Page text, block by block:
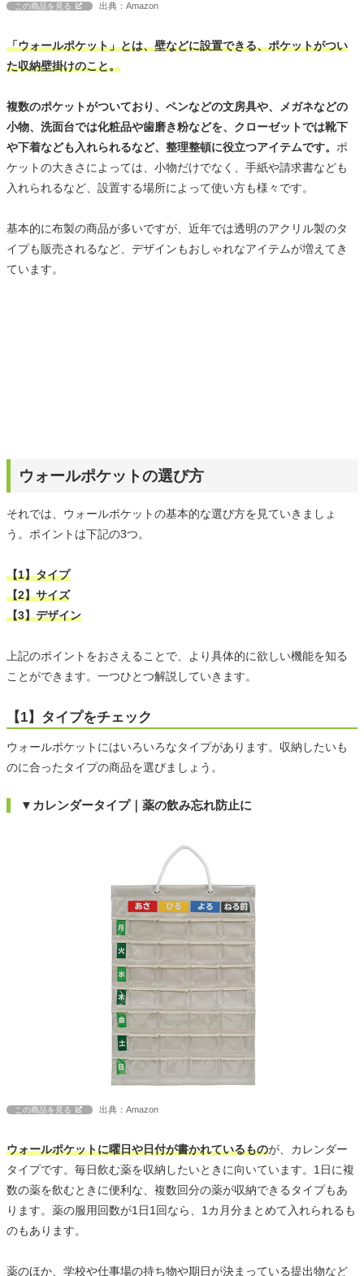
この商品を見る 出典：Amazon
「ウォールポケット」とは、壁などに設置できる、ポケットがつい
た収納壁掛けのこと。
複数のポケットがついており、ペンなどの文房具や、メガネなどの
小物、洗面台では化粧品や歯磨き粉などを、クローゼットでは靴下
や下着なども入れられるなど、整理整頓に役立つアイテムです。 ポ
ケットの大きさによっては、小物だけでなく、手紙や請求書なども
入れられるなど、設置する場所によって使い方も様々です。
基本的に布製の商品が多いですが、近年では透明のアクリル製のタ
イプも販売されるなど、デザインもおしゃれなアイテムが増えてき
ています。
ウォールポケットの選び方
それでは、ウォールポケットの基本的な選び方を見ていきましょ
う。ポイントは下記の3つ。
【1】タイプ
【2】サイズ
【3】デザイン
上記のポイントをおさえることで、より具体的に欲しい機能を知る
ことができます。一つひとつ解説していきます。
【1】タイプをチェック
ウォールポケットにはいろいろなタイプがあります。収納したいも
のに合ったタイプの商品を選びましょう。
▼カレンダータイプ｜薬の飲み忘れ防止に
この商品を見る 出典：Amazon
ウォールポケットに曜日や日付が書かれているものが、カレンダー
タイプです。毎日飲む薬を収納したいときに向いています。1日に複
数の薬を飲むときに便利な、複数回分の薬が収納できるタイプもあ
ります。薬の服用回数が1日1回なら、1カ月分まとめて入れられるも
のもあります。
薬のほか、学校や仕事場の持ち物や期日が決まっている提出物など